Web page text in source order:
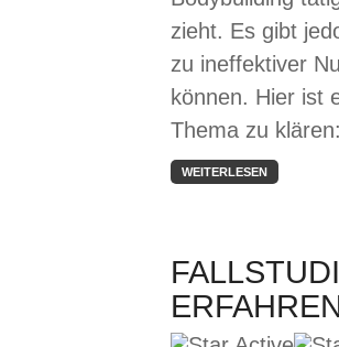
zieht. Es gibt
zu ineffektiver
können. Hier ist
Thema zu
WEITERLESEN